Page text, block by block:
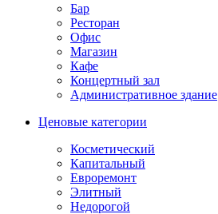
Бар
Ресторан
Офис
Магазин
Кафе
Концертный зал
Административное здание
Ценовые категории
Косметический
Капитальный
Евроремонт
Элитный
Недорогой